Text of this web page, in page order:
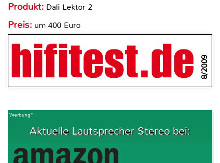
Produkt: Dali Lektor 2
Preis: um 400 Euro
8/2009
Werbung*
Aktuelle Lautsprecher Stereo bei: